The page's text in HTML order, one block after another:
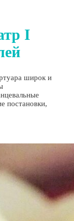
I
широк и
постановки,